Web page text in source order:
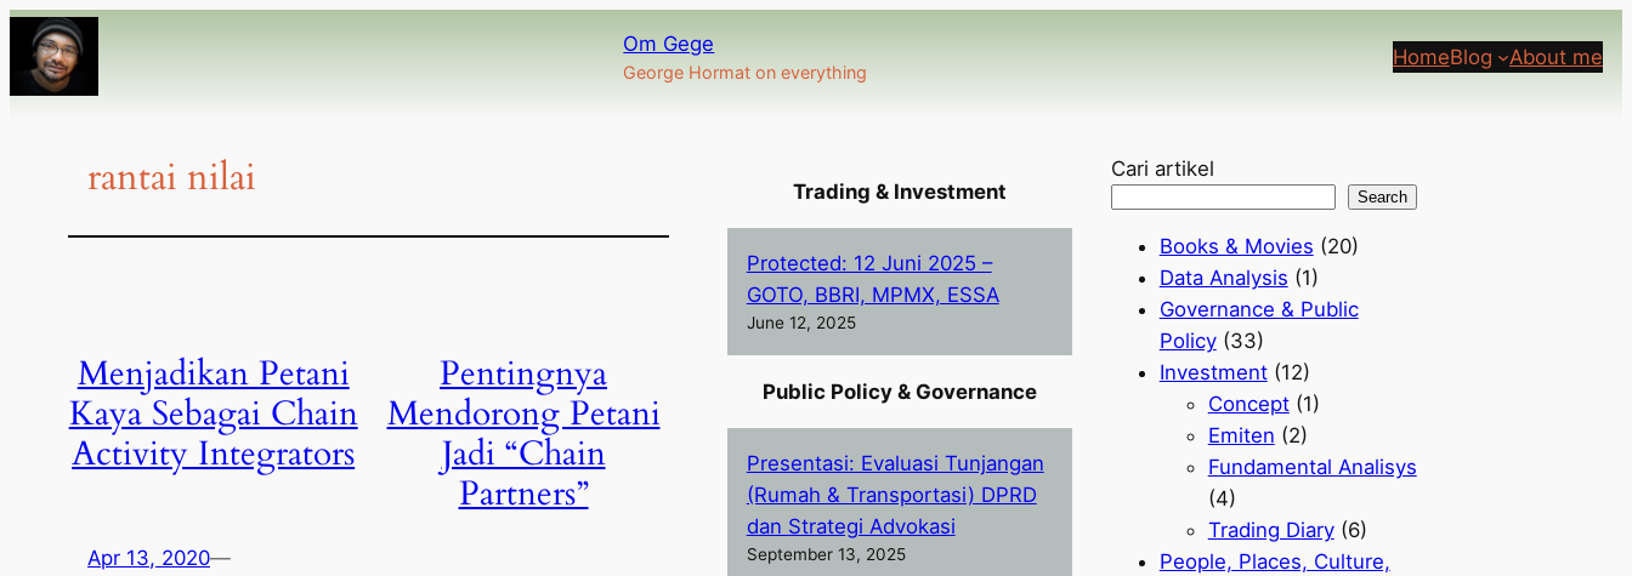
Om Gege
George Hormat on everything
HomeBlog About me
rantai nilai
Menjadikan Petani
Kaya Sebagai Chain
Activity Integrators
Apr 13, 2020—
Pentingnya
Mendorong Petani
Jadi “Chain
Partners”
Trading & Investment
Protected: 12 Juni 2025 –
GOTO, BBRI, MPMX, ESSA
June 12, 2025
Public Policy & Governance
Presentasi: Evaluasi Tunjangan
(Rumah & Transportasi) DPRD
dan Strategi Advokasi
September 13, 2025
Cari artikel
Search
Books & Movies (20)
Data Analysis (1)
Governance & Public
Policy(33)
Investment(12)
Concept(1)
Emiten (2)
Fundamental Analisys
(4)
Trading Diary(6)
People, Places, Culture,